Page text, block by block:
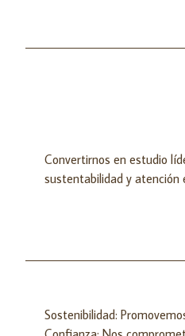
Convertirnos en estudio
sustentabilidad y atención
Sostenibilidad: